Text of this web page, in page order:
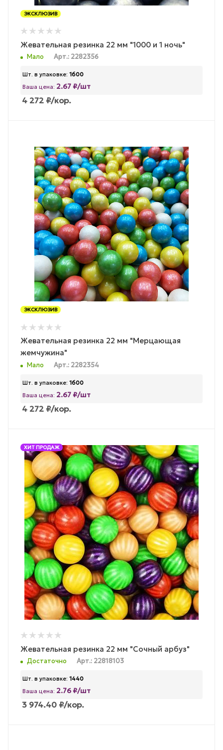
ЭКСКЛЮЗИВ
Жевательная резинка 22 мм "1000 и 1 ночь"
Мало Арт.: 2282356
Шт. в упаковке: 1600
Ваша цена: 2.67 ₽/шт
4 272 ₽/кор.
ЭКСКЛЮЗИВ
Жевательная резинка 22 мм "Мерцающая
жемчужина"
Мало Арт.: 2282354
Шт. в упаковке: 1600
Ваша цена: 2.67 ₽/шт
4 272 ₽/кор.
ХИТ ПРОДАЖ
Жевательная резинка 22 мм "Сочный арбуз"
Достаточно Арт.: 22818103
Шт. в упаковке: 1440
Ваша цена: 2.76 ₽/шт
3 974.40 ₽/кор.